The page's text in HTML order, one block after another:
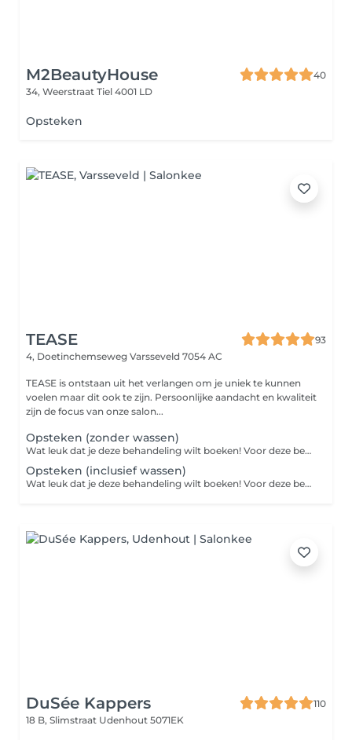
M2BeautyHouse
40
34, Weerstraat Tiel 4001 LD
Opsteken
TEASE
93
4, Doetinchemseweg Varsseveld 7054 AC
TEASE is ontstaan uit het verlangen om je uniek te kunnen
voelen maar dit ook te zijn. Persoonlijke aandacht en kwaliteit
zijn de focus van onze salon...
Opsteken (zonder wassen)
Wat leuk dat je deze behandeling wilt boeken! Voor deze behandeling vragen we je om even contact met ons op te nemen via WhatsApp. Stuur daarbij een paar foto's van voorbeelden van hoe je je haar graag gestyled wilt hebben op de dag van je afspraak. Zo kunnen wij goed inschatten hoeveel tijd er nodig is en ervoor zorgen dat alles perfect voor je wordt ingepland.
Opsteken (inclusief wassen)
Wat leuk dat je deze behandeling wilt boeken! Voor deze behandeling vragen we je om even contact met ons op te nemen via WhatsApp. Stuur daarbij een paar foto's van voorbeelden van hoe je je haar graag gestyled wilt hebben op de dag van je afspraak. Zo kunnen wij goed inschatten hoeveel tijd er nodig is en ervoor zorgen dat alles perfect voor je wordt ingepland.
DuSée Kappers
110
18 B, Slimstraat Udenhout 5071EK